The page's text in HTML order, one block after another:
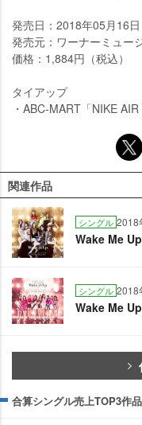
発売日：2018年05月16日
発売元：ワーナーミュー
価格：1,884円（税込）
タイアップ
・ABC-MART「NIKE
関連作品
シングル 2018
Wake Me Up
シングル 2018
Wake Me
合算シングル売上TOP3作品